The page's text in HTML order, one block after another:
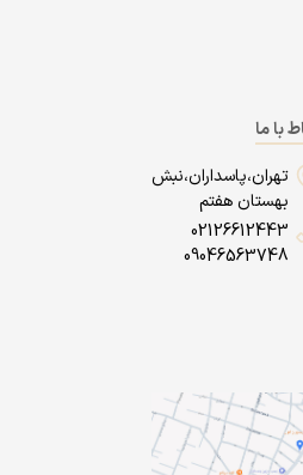
با ما
تهران،پاسداران،نبش
بهستان هفتم
02126612443
09046563748